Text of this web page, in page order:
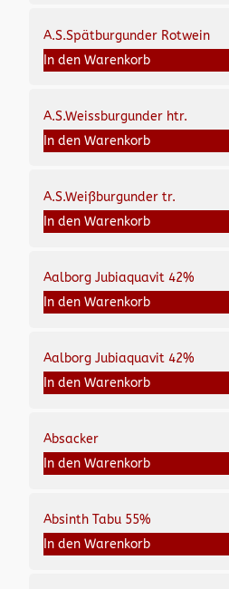
A.S.Spätburgunder Rotwein
In den Warenkorb
A.S.Weissburgunder htr.
In den Warenkorb
A.S.Weißburgunder tr.
In den Warenkorb
Aalborg Jubiaquavit 42%
In den Warenkorb
Aalborg Jubiaquavit 42%
In den Warenkorb
Absacker
In den Warenkorb
Absinth Tabu 55%
In den Warenkorb